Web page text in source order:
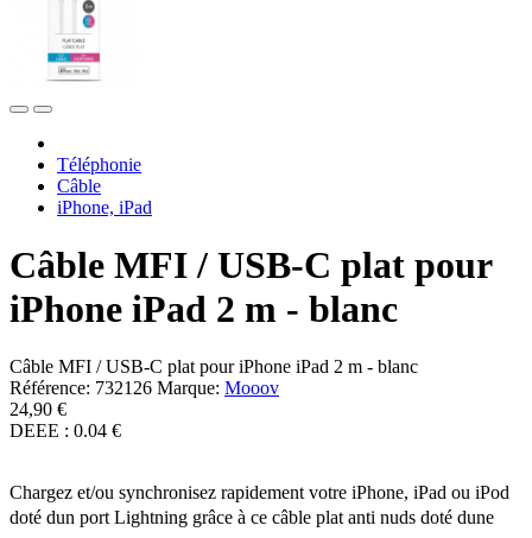
Téléphonie
Câble
iPhone, iPad
Câble MFI / USB-C plat pour
iPhone iPad 2 m - blanc
Câble MFI / USB-C plat pour iPhone iPad 2 m - blanc
Référence: 732126 Marque: Mooov
24,90 €
DEEE : 0.04 €
Chargez et/ou synchronisez rapidement votre iPhone, iPad ou iPod
doté dun port Lightning grâce à ce câble plat anti nuds doté dune